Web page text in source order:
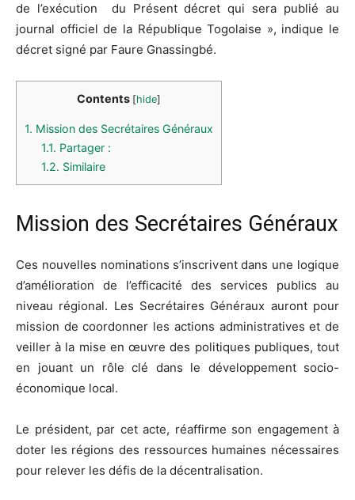
de l’exécution du Présent décret qui sera publié au
journal officiel de la République Togolaise », indique le
décret signé par Faure Gnassingbé.
Contents [hide]
1. Mission des Secrétaires Généraux
1.1. Partager :
1.2. Similaire
Mission des Secrétaires Généraux
Ces nouvelles nominations s’inscrivent dans une logique
d’amélioration de l’efficacité des services publics au
niveau régional. Les Secrétaires Généraux auront pour
mission de coordonner les actions administratives et de
veiller à la mise en œuvre des politiques publiques, tout
en jouant un rôle clé dans le développement socio-
économique local.
Le président, par cet acte, réaffirme son engagement à
doter les régions des ressources humaines nécessaires
pour relever les défis de la décentralisation.